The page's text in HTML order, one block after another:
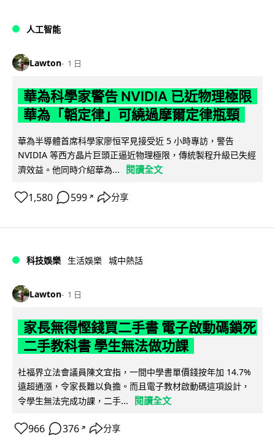
人工智能
Lawton 1 日
華為科學家警告 NVIDIA 已近物理極限
華為「韜定律」可繞過摩爾定律瓶頸
華為半導體首席科學家廖恒罕見接受近 5 小時專訪，警告
NVIDIA 等西方晶片巨頭正逼近物理極限，傳統製程升級已失經
濟效益。他同時介紹華為...
閱讀全文
1,580 599 ↗ 分享
科技娛樂 生活娛樂 城中熱話
Lawton 1 日
家長無得慳錢買二手書 電子啟動碼鎖死
二手教科書 學生無法做功課
社福界立法會議員陳文宜指，一間中學書單價錢按年加 14.7%
遠超通漲，令家長難以負擔。而且電子教材啟動碼這項設計，
令學生無法完成功課，二手...
閱讀全文
966 376 ↗ 分享